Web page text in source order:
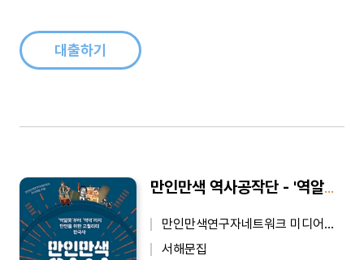
대출하기
만인만색 역사공작단 - '역알못'부터 '역덕'까지, 만인을 위한 고퀄리티 한국사
만인만색연구자네트워크 미디어팀 (지은이)
서해문집